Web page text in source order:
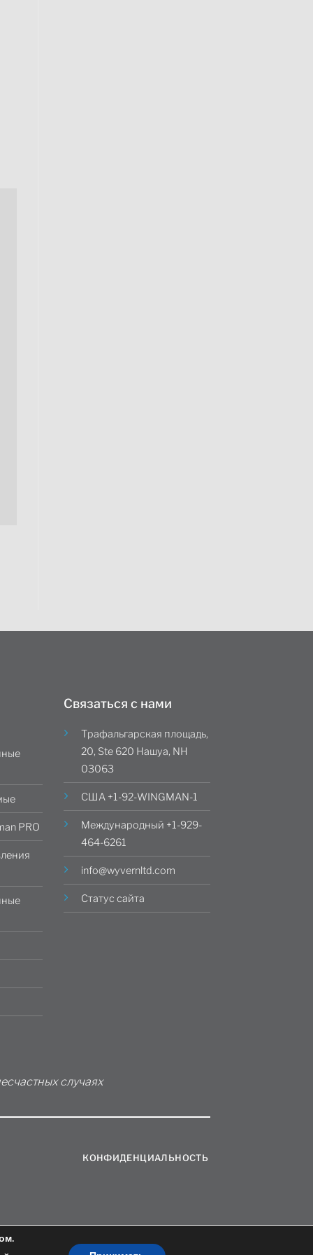
PRO
Связаться с нами
Трафальгарская площадь,
20, Ste 620 Нашуа, NH
03063
США +1-92-WINGMAN-1
Международный +1-929-
464-6261
info@wyvernltd.com
Статус сайта
случаях
КОНФИДЕНЦИАЛЬНОСТЬ